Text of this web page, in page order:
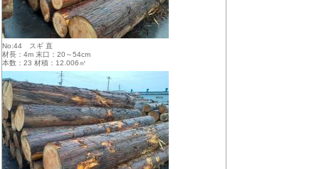
No:44 スギ 直
材長：4m 末口：20～54cm
本数：23 材積：12.006㎥